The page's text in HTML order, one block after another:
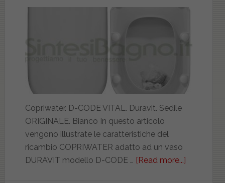
Copriwater. D-CODE VITAL. Duravit. Sedile
ORIGINALE. Bianco In questo articolo
vengono illustrate le caratteristiche del
ricambio COPRIWATER adatto ad un vaso
DURAVIT modello D-CODE … [Read more...]